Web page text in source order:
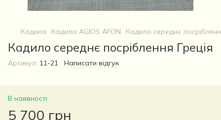
Кадила Кадила AGIOS AFON Кадило середнє
Кадило середнє посріблення Греція
Артикул: 11-21 Написати відгук
В наявності
5 700 грн